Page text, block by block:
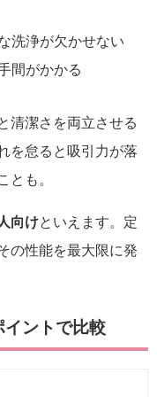
洗浄が欠かせない
間がかかる
清潔さを両立させる
を怠ると吸引力が落
とも。
向けといえます。定
の性能を最大限に発
ントで比較